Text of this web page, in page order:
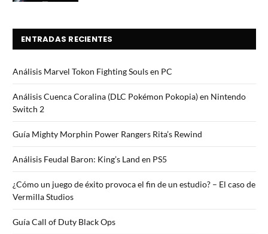
ENTRADAS RECIENTES
Análisis Marvel Tokon Fighting Souls en PC
Análisis Cuenca Coralina (DLC Pokémon Pokopia) en Nintendo
Switch 2
Guía Mighty Morphin Power Rangers Rita’s Rewind
Análisis Feudal Baron: King’s Land en PS5
¿Cómo un juego de éxito provoca el fin de un estudio? – El caso de
Vermilla Studios
Guía Call of Duty Black Ops